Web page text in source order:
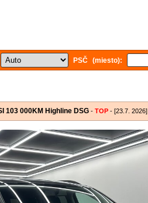
PSČ (miesto):
103 000KM Highline DSG - TOP - [23.7. 2026]